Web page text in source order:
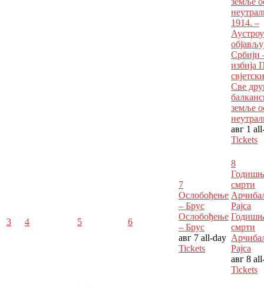
1914. –
Србији
избија
Све
земље
авг 1
Tickets
3 4 5 6
7
Ослобођење
– Брус
Ослобођење
– Брус
авг 7 all-day
Tickets
8
смрти
Рајса
смрти
Рајса
авг 8
Tickets